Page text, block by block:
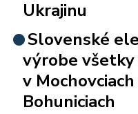
Ukrajinu
Slovenské
výrobe
v
Bohuniciach